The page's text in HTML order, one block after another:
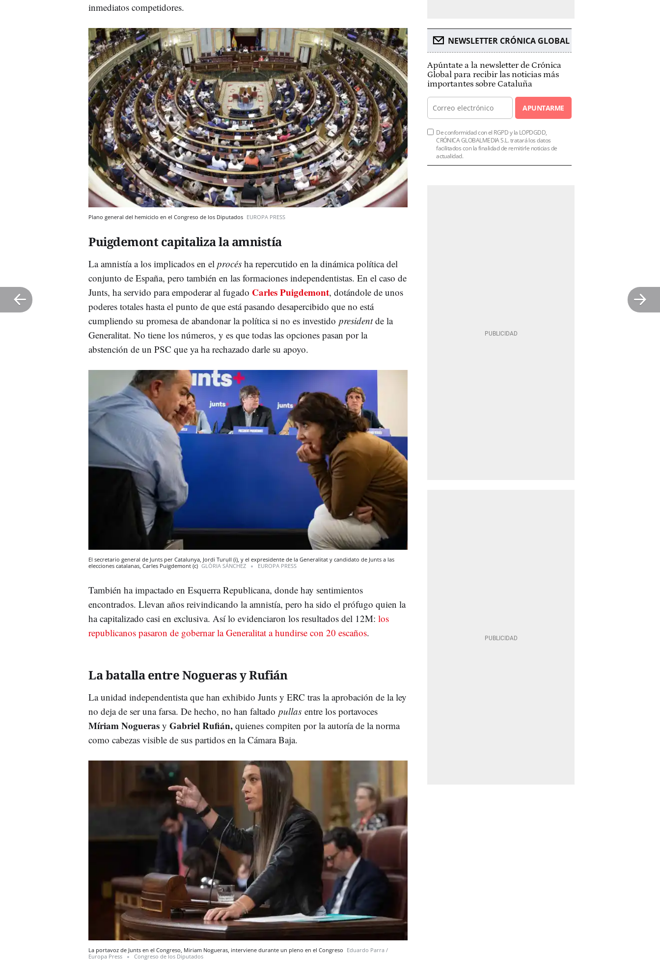
inmediatos competidores.
Plano general del hemiciclo en el Congreso de los Diputados EUROPA PRESS
Puigdemont capitaliza la amnistía
La amnistía a los implicados en el procés ha repercutido en la dinámica política del
conjunto de España, pero también en las formaciones independentistas. En el caso de
Junts, ha servido para empoderar al fugado Carles Puigdemont, dotándole de unos
poderes totales hasta el punto de que está pasando desapercibido que no está
cumpliendo su promesa de abandonar la política si no es investido presidentde la
Generalitat. No tiene los números, y es que todas las opciones pasan por la
abstención de un PSC que ya ha rechazado darle su apoyo.
El secretario general de Junts per Catalunya, Jordi Turull (i), y el expresidente de la Generalitat y candidato de Junts a las
elecciones catalanas, Carles Puigdemont (c) GLÒRIA SÁNCHEZ EUROPA PRESS
También ha impactado en Esquerra Republicana, donde hay sentimientos
encontrados. Llevan años reivindicando la amnistía, pero ha sido el prófugo quien la
ha capitalizado casi en exclusiva. Así lo evidenciaron los resultados del 12M: los
republicanos pasaron de gobernar la Generalitat a hundirse con 20 escaños.
La batalla entre Nogueras y Rufián
La unidad independentista que han exhibido Junts y ERC tras la aprobación de la ley
no deja de ser una farsa. De hecho, no han faltado pullas entre los portavoces
Míriam Nogueras y Gabriel Rufián, quienes compiten por la autoría de la norma
como cabezas visible de sus partidos en la Cámara Baja.
La portavoz de Junts en el Congreso, Miriam Nogueras, interviene durante un pleno en el Congreso Eduardo Parra /
Europa Press
Congreso de los Diputados
NEWSLETTER CRÓNICA GLOBAL
Apúntate a la newsletter de Crónica
Global para recibir las noticias más
importantes sobre Cataluña
APUNTARME
De conformidad con el RGPD y la LOPDGDD,
CRÓNICA GLOBALMEDIA S.L. tratará los datos
facilitados con la finalidad de remitirle noticias de
actualidad.